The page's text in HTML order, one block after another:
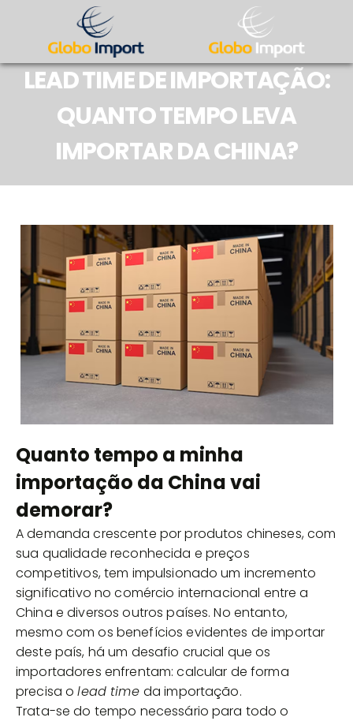
LEAD TIME DE IMPORTAÇÃO:
QUANTO TEMPO LEVA
IMPORTAR DA CHINA?
Quanto tempo a minha
importação da China vai
demorar?
A demanda crescente por produtos chineses, com
sua qualidade reconhecida e preços
competitivos, tem impulsionado um incremento
significativo no comércio internacional entre a
China e diversos outros países. No entanto,
mesmo com os benefícios evidentes de importar
deste país, há um desafio crucial que os
importadores enfrentam: calcular de forma
precisa olead time da importação.
Trata-se do tempo necessário para todo o